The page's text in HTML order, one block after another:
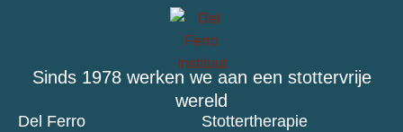
Sinds 1978 werken we aan een stottervrije
wereld
Del Ferro Stottertherapie